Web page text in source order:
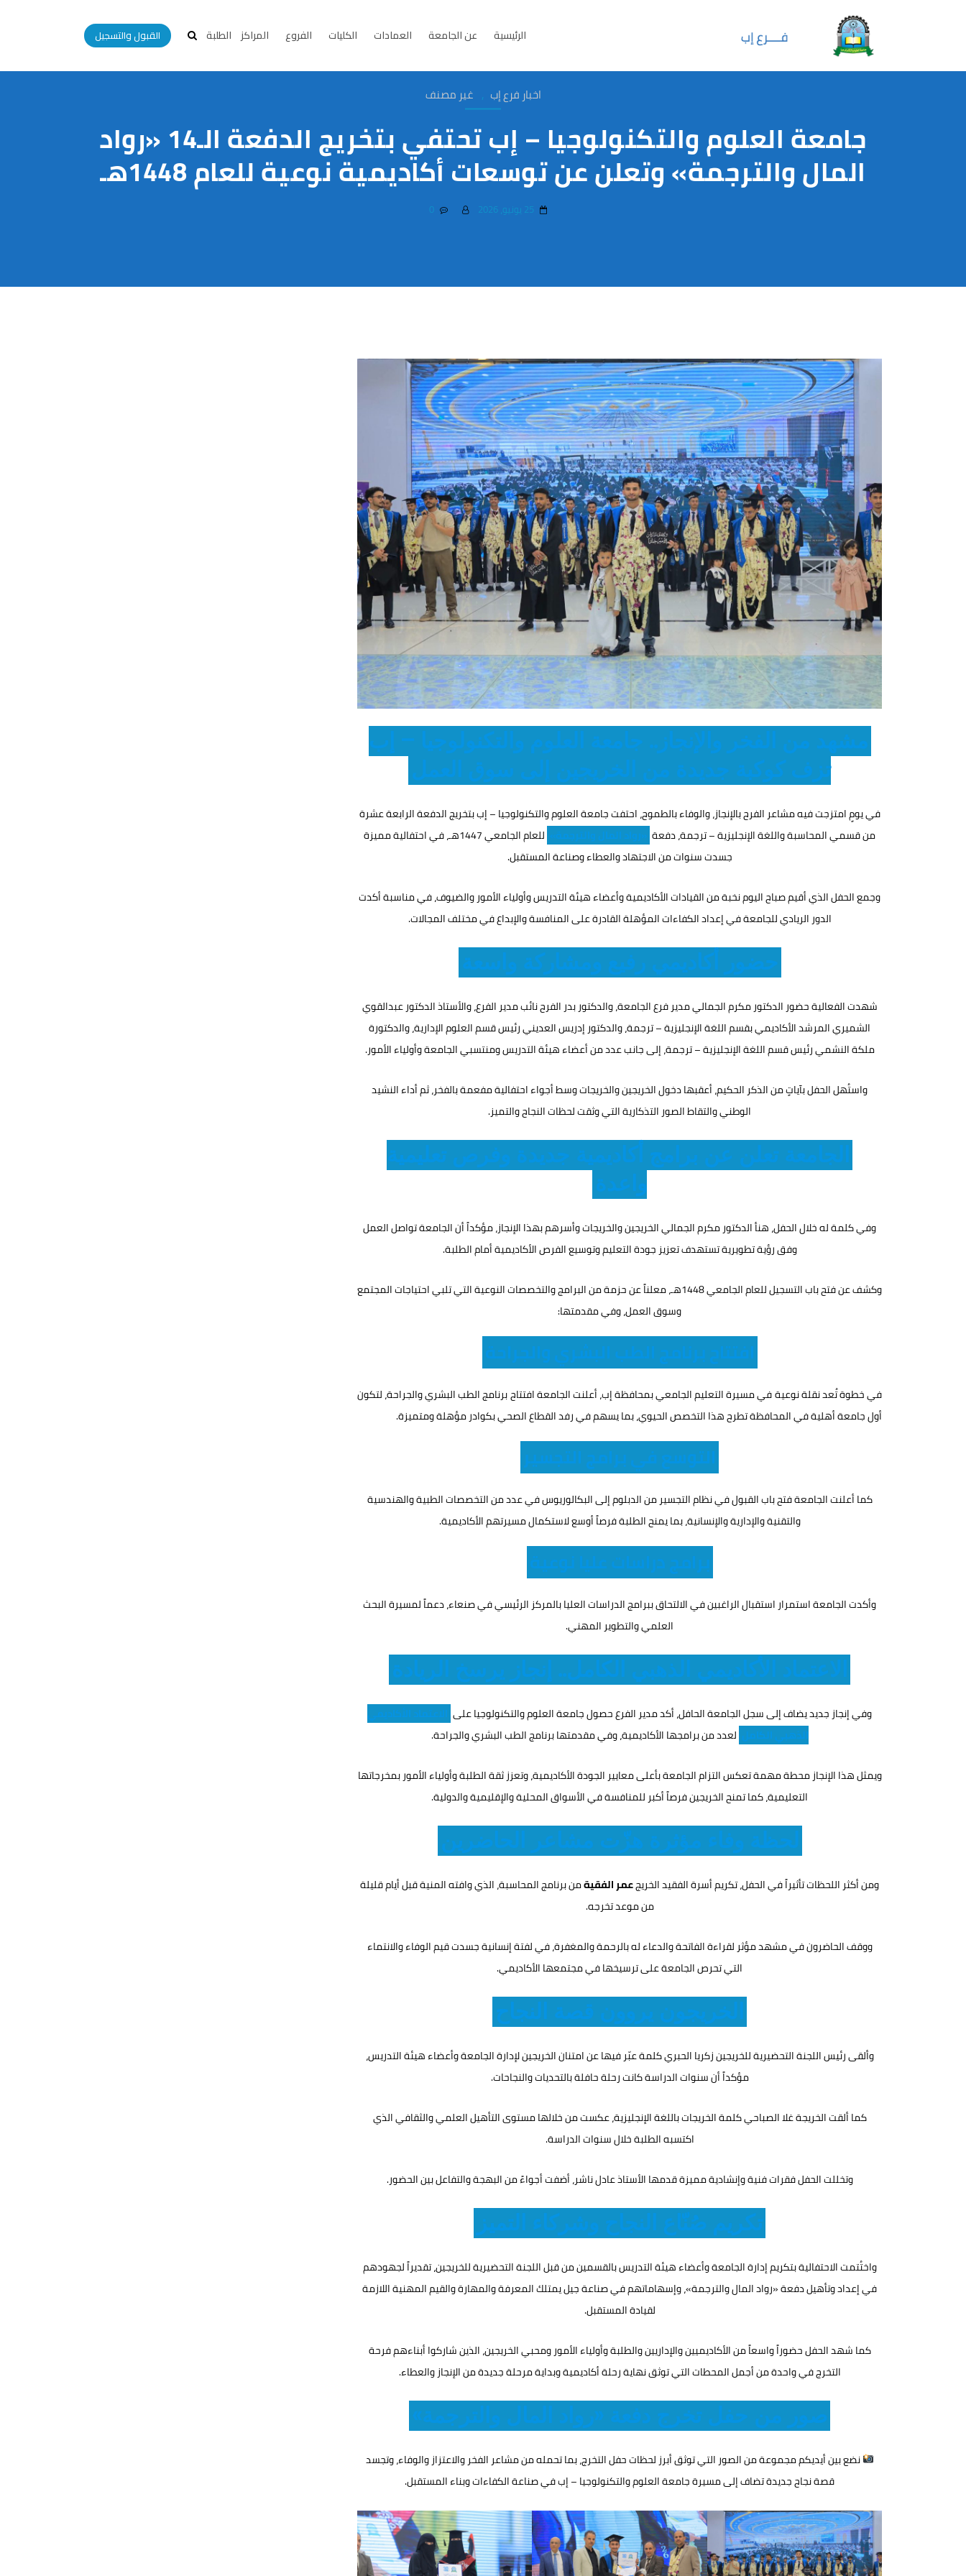
الرئيسية عن الجامعة العمادات الكليات الفروع المراكز الطلبة القبول والتسجيل
اخبار فرع إب , غير مصنف
جامعة العلوم والتكنولوجيا – إب تحتفي بتخريج الدفعة الـ14 «رواد
المال والترجمة» وتعلن عن توسعات أكاديمية نوعية للعام 1448هـ
0
مشهد من الفخر والإنجاز.. جامعة العلوم والتكنولوجيا – إب
تزف كوكبة جديدة من الخريجين إلى سوق العمل
في يومٍ امتزجت فيه مشاعر الفرح بالإنجاز، والوفاء بالطموح، احتفت جامعة العلوم والتكنولوجيا – إب بتخريج الدفعة الرابعة عشرة
من قسمي المحاسبة واللغة الإنجليزية – ترجمة، دفعة «رواد المال والترجمة»
للعام الجامعي 1447هـ، في احتفالية مميزة
جسدت سنوات من الاجتهاد والعطاء وصناعة المستقبل.
وجمع الحفل الذي أقيم صباح اليوم نخبة من القيادات الأكاديمية وأعضاء هيئة التدريس وأولياء الأمور والضيوف، في مناسبة أكدت
الدور الريادي للجامعة في إعداد الكفاءات المؤهلة القادرة على المنافسة والإبداع في مختلف المجالات.
حضور أكاديمي رفيع ومشاركة واسعة
شهدت الفعالية حضور الدكتور مكرم الجمالي مدير فرع الجامعة، والدكتور بدر الفرح نائب مدير الفرع، والأستاذ الدكتور عبدالقوي
الشميري المرشد الأكاديمي بقسم اللغة الإنجليزية – ترجمة، والدكتور إدريس العديني رئيس قسم العلوم الإدارية، والدكتورة
ملكة النشمي رئيس قسم اللغة الإنجليزية – ترجمة، إلى جانب عدد من أعضاء هيئة التدريس ومنتسبي الجامعة وأولياء الأمور.
واستُهل الحفل بآياتٍ من الذكر الحكيم، أعقبها دخول الخريجين والخريجات وسط أجواء احتفالية مفعمة بالفخر، ثم أداء النشيد
الوطني والتقاط الصور التذكارية التي وثقت لحظات النجاح والتميز.
الجامعة تعلن عن برامج أكاديمية جديدة وفرص تعليمية
واعدة
وفي كلمة له خلال الحفل، هنأ الدكتور مكرم الجمالي الخريجين والخريجات وأسرهم بهذا الإنجاز، مؤكداً أن الجامعة تواصل العمل
وفق رؤية تطويرية تستهدف تعزيز جودة التعليم وتوسيع الفرص الأكاديمية أمام الطلبة.
وكشف عن فتح باب التسجيل للعام الجامعي 1448هـ، معلناً عن حزمة من البرامج والتخصصات النوعية التي تلبي احتياجات المجتمع
وسوق العمل، وفي مقدمتها:
افتتاح برنامج الطب البشري والجراحة
في خطوة تُعد نقلة نوعية في مسيرة التعليم الجامعي بمحافظة إب، أعلنت الجامعة افتتاح برنامج الطب البشري والجراحة، لتكون
أول جامعة أهلية في المحافظة تطرح هذا التخصص الحيوي، بما يسهم في رفد القطاع الصحي بكوادر مؤهلة ومتميزة.
التوسع في برامج التجسير
كما أعلنت الجامعة فتح باب القبول في نظام التجسير من الدبلوم إلى البكالوريوس في عدد من التخصصات الطبية والهندسية
والتقنية والإدارية والإنسانية، بما يمنح الطلبة فرصاً أوسع لاستكمال مسيرتهم الأكاديمية.
برامج دراسات عليا نوعية
وأكدت الجامعة استمرار استقبال الراغبين في الالتحاق ببرامج الدراسات العليا بالمركز الرئيسي في صنعاء، دعماً لمسيرة البحث
العلمي والتطوير المهني.
الاعتماد الأكاديمي الذهبي الكامل.. إنجاز يرسخ الريادة
وفي إنجاز جديد يضاف إلى سجل الجامعة الحافل، أكد مدير الفرع حصول جامعة العلوم والتكنولوجيا على الاعتماد الأكاديمي
الذهبي الكامل لعدد من برامجها الأكاديمية، وفي مقدمتها برنامج الطب البشري والجراحة.
ويمثل هذا الإنجاز محطة مهمة تعكس التزام الجامعة بأعلى معايير الجودة الأكاديمية، وتعزز ثقة الطلبة وأولياء الأمور بمخرجاتها
التعليمية، كما تمنح الخريجين فرصاً أكبر للمنافسة في الأسواق المحلية والإقليمية والدولية.
لحظة وفاء مؤثرة هزّت مشاعر الحاضرين
ومن أكثر اللحظات تأثيراً في الحفل، تكريم أسرة الفقيد الخريجعمر الفقيةمن برنامج المحاسبة، الذي وافته المنية قبل أيام قليلة
من موعد تخرجه.
ووقف الحاضرون في مشهد مؤثر لقراءة الفاتحة والدعاء له بالرحمة والمغفرة، في لفتة إنسانية جسدت قيم الوفاء والانتماء
التي تحرص الجامعة على ترسيخها في مجتمعها الأكاديمي.
الخريجون يروون قصة النجاح
وألقى رئيس اللجنة التحضيرية للخريجين زكريا الحبري كلمة عبّر فيها عن امتنان الخريجين لإدارة الجامعة وأعضاء هيئة التدريس،
مؤكداً أن سنوات الدراسة كانت رحلة حافلة بالتحديات والنجاحات.
كما ألقت الخريجة غلا الصباحي كلمة الخريجات باللغة الإنجليزية، عكست من خلالها مستوى التأهيل العلمي والثقافي الذي
اكتسبه الطلبة خلال سنوات الدراسة.
وتخللت الحفل فقرات فنية وإنشادية مميزة قدمها الأستاذ عادل ناشر، أضفت أجواءً من البهجة والتفاعل بين الحضور.
تكريم صُنّاع النجاح وشركاء التميز
واختُتمت الاحتفالية بتكريم إدارة الجامعة وأعضاء هيئة التدريس بالقسمين من قبل اللجنة التحضيرية للخريجين، تقديراً لجهودهم
في إعداد وتأهيل دفعة «رواد المال والترجمة»، وإسهاماتهم في صناعة جيل يمتلك المعرفة والمهارة والقيم المهنية اللازمة
لقيادة المستقبل.
كما شهد الحفل حضوراً واسعاً من الأكاديميين والإداريين والطلبة وأولياء الأمور ومحبي الخريجين، الذين شاركوا أبناءهم فرحة
التخرج في واحدة من أجمل المحطات التي توثق نهاية رحلة أكاديمية وبداية مرحلة جديدة من الإنجاز والعطاء.
صور من حفل تخرج دفعة «رواد المال والترجمة»
نضع بين أيديكم مجموعة من الصور التي توثق أبرز لحظات حفل التخرج، بما تحمله من مشاعر الفخر والاعتزاز والوفاء، وتجسد
قصة نجاح جديدة تضاف إلى مسيرة جامعة العلوم والتكنولوجيا – إب في صناعة الكفاءات وبناء المستقبل.